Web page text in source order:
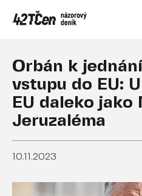
Orbán k
vstupu do EU:
EU daleko jako
Jeruzaléma
10.11.2023